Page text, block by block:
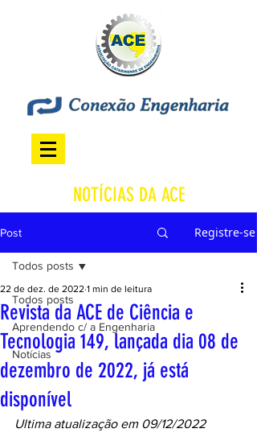
NOTÍCIAS DA ACE
Post Registre-se
Todos posts
Aprendendo c/ a Engenharia
Notícias
Todos posts
Revista da ACE de Ciência e
Tecnologia 149, lançada dia 08 de
dezembro de 2022, já está
disponível
22 de dez. de 2022 1 min de leitura
Ultima atualização em 09/12/2022